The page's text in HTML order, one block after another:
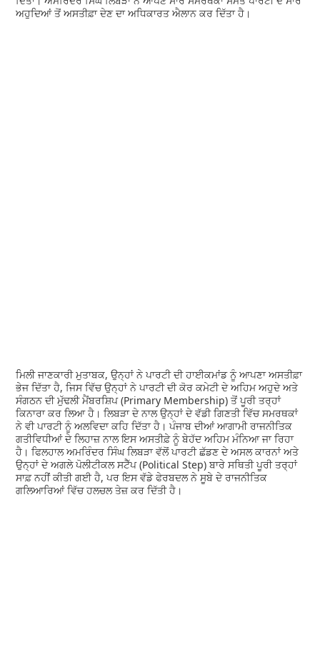
ਅਹੁਦਿਆਂ ਤੋਂ ਅਸਤੀਫ਼ਾ ਦੇਣ ਦਾ ਅਧਿਕਾਰਤ ਐਲਾਨ ਕਰ ਦਿੱਤਾ ਹੈ।
ਮਿਲੀ ਜਾਣਕਾਰੀ ਮੁਤਾਬਕ, ਉਨ੍ਹਾਂ ਨੇ ਪਾਰਟੀ ਦੀ ਹਾਈਕਮਾਂਡ ਨੂੰ ਆਪਣਾ ਅਸਤੀਫ਼ਾ
ਭੇਜ ਦਿੱਤਾ ਹੈ, ਜਿਸ ਵਿੱਚ ਉਨ੍ਹਾਂ ਨੇ ਪਾਰਟੀ ਦੀ ਕੋਰ ਕਮੇਟੀ ਦੇ ਅਹਿਮ ਅਹੁਦੇ ਅਤੇ
ਸੰਗਠਨ ਦੀ ਮੁੱਢਲੀ ਮੈਂਬਰਸ਼ਿਪ (Primary Membership) ਤੋਂ ਪੂਰੀ ਤਰ੍ਹਾਂ
ਕਿਨਾਰਾ ਕਰ ਲਿਆ ਹੈ। ਲਿਬੜਾ ਦੇ ਨਾਲ ਉਨ੍ਹਾਂ ਦੇ ਵੱਡੀ ਗਿਣਤੀ ਵਿੱਚ ਸਮਰਥਕਾਂ
ਨੇ ਵੀ ਪਾਰਟੀ ਨੂੰ ਅਲਵਿਦਾ ਕਹਿ ਦਿੱਤਾ ਹੈ। ਪੰਜਾਬ ਦੀਆਂ ਆਗਾਮੀ ਰਾਜਨੀਤਿਕ
ਗਤੀਵਿਧੀਆਂ ਦੇ ਲਿਹਾਜ਼ ਨਾਲ ਇਸ ਅਸਤੀਫ਼ੇ ਨੂੰ ਬੇਹੱਦ ਅਹਿਮ ਮੰਨਿਆ ਜਾ ਰਿਹਾ
ਹੈ। ਫਿਲਹਾਲ ਅਮਰਿੰਦਰ ਸਿੰਘ ਲਿਬੜਾ ਵੱਲੋਂ ਪਾਰਟੀ ਛੱਡਣ ਦੇ ਅਸਲ ਕਾਰਨਾਂ ਅਤੇ
ਉਨ੍ਹਾਂ ਦੇ ਅਗਲੇ ਪੋਲੀਟੀਕਲ ਸਟੈੱਪ (Political Step) ਬਾਰੇ ਸਥਿਤੀ ਪੂਰੀ ਤਰ੍ਹਾਂ
ਸਾਫ਼ ਨਹੀਂ ਕੀਤੀ ਗਈ ਹੈ, ਪਰ ਇਸ ਵੱਡੇ ਫੇਰਬਦਲ ਨੇ ਸੂਬੇ ਦੇ ਰਾਜਨੀਤਿਕ
ਗਲਿਆਰਿਆਂ ਵਿੱਚ ਹਲਚਲ ਤੇਜ਼ ਕਰ ਦਿੱਤੀ ਹੈ।